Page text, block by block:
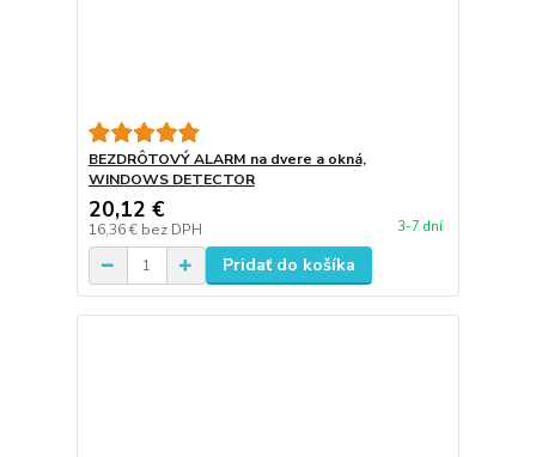
BEZDRÔTOVÝ ALARM na dvere a okná,
WINDOWS DETECTOR
20,12 €
16,36 € bez DPH 3-7 dní
Pridať do košíka